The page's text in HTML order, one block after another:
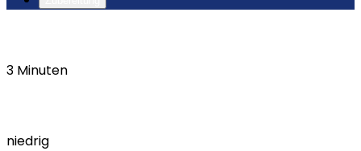
3 Minuten
niedrig